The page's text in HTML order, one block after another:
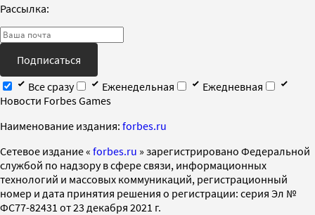
Рассылка:
Подписаться
Все сразу
Еженедельная
Ежедневная
Новости Forbes Games
Наименование издания: forbes.ru
Cетевое издание « forbes.ru » зарегистрировано Федеральной
службой по надзору в сфере связи, информационных
технологий и массовых коммуникаций, регистрационный
номер и дата принятия решения о регистрации: серия Эл №
ФС77-82431 от 23 декабря 2021 г.